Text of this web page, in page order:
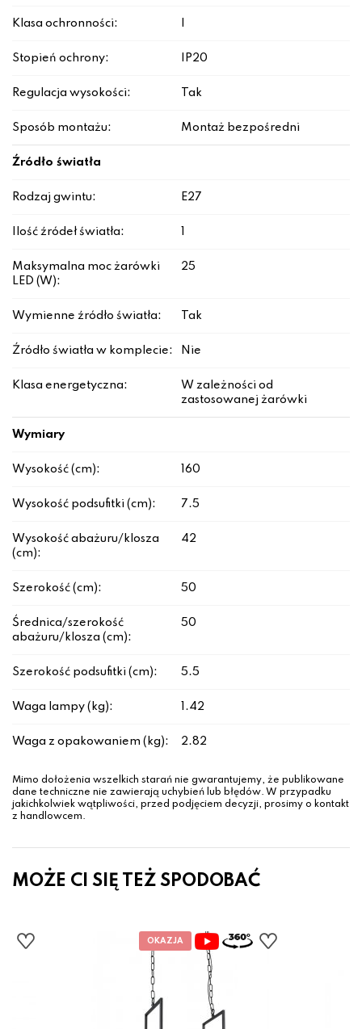
Klasa ochronności:
Stopień ochrony: IP20
Regulacja wysokości: Tak
Sposób montażu: Montaż bezpośredni
Źródło światła
Rodzaj gwintu: E27
Ilość źródeł światła:
Maksymalna moc żarówki
LED (W):
25
Wymienne źródło światła: Tak
Źródło światła w komplecie: Nie
Klasa energetyczna:
W zależności od
zastosowanej żarówki
Wymiary
Wysokość (cm): 160
Wysokość podsufitki (cm): 7.5
Wysokość abażuru/klosza
(cm):
42
Szerokość (cm): 50
Średnica/szerokość
abażuru/klosza (cm):
50
Szerokość podsufitki (cm): 5.5
Waga lampy (kg): 1.42
Waga z opakowaniem (kg): 2.82
Mimo dołożenia wszelkich starań nie gwarantujemy, że publikowane
dane techniczne nie zawierają uchybień lub błędów. W przypadku
jakichkolwiek wątpliwości, przed podjęciem decyzji, prosimy o kontakt
z handlowcem.
MOŻE CI SIĘ TEŻ SPODOBAĆ